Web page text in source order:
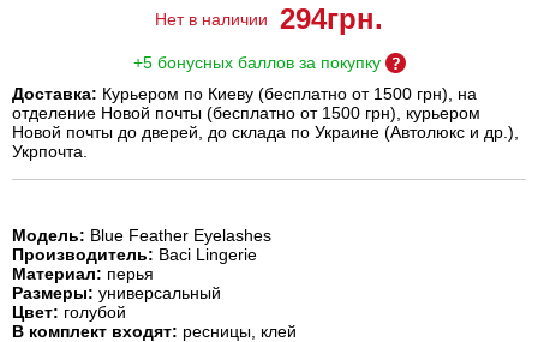
Нет в наличии 294грн.
+5 бонусных баллов за покупку
Доставка: Курьером по Киеву (бесплатно от 1500 грн), на
отделение Новой почты (бесплатно от 1500 грн), курьером
Новой почты до дверей, до склада по Украине (Автолюкс и др.),
Укрпочта.
Модель: Blue Feather Eyelashes
Производитель: Baci Lingerie
Материал: перья
Размеры: универсальный
Цвет: голубой
В комплект входят: ресницы, клей